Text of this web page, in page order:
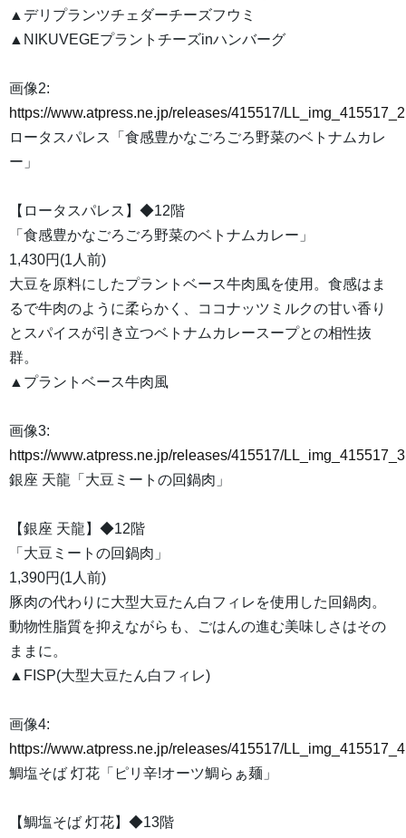
▲デリプランツチェダーチーズフウミ
▲NIKUVEGEプラントチーズinハンバーグ
画像2:
https://www.atpress.ne.jp/releases/415517/
ロータスパレス「食感豊かなごろごろ野菜のベトナムカレ
ー」
【ロータスパレス】◆12階
「食感豊かなごろごろ野菜のベトナムカレー」
1,430円(1人前)
大豆を原料にしたプラントベース牛肉風を使用。食感はま
るで牛肉のように柔らかく、ココナッツミルクの甘い香り
とスパイスが引き立つベトナムカレースープとの相性抜
群。
▲プラントベース牛肉風
画像3:
https://www.atpress.ne.jp/releases/415517/
銀座 天龍「大豆ミートの回鍋肉」
【銀座 天龍】◆12階
「大豆ミートの回鍋肉」
1,390円(1人前)
豚肉の代わりに大型大豆たん白フィレを使用した回鍋肉。
動物性脂質を抑えながらも、ごはんの進む美味しさはその
ままに。
▲FISP(大型大豆たん白フィレ)
画像4:
https://www.atpress.ne.jp/releases/415517/
鯛塩そば 灯花「ピリ辛!オーツ鯛らぁ麺」
【鯛塩そば 灯花】◆13階